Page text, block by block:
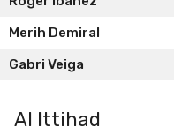
Merih Demiral
Gabri Veiga
Al Ittihad